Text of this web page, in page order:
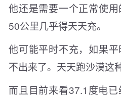
他还是需要一个正常使
50公里几乎得天天充。
他可能平时不充，如果
不出来了。天天跑沙漠这
而且目前来看37.1度电